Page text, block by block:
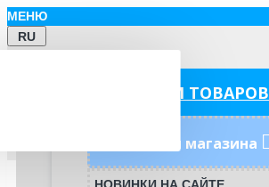
МЕНЮ
RU
КАТЕГОРИИ ТОВАРОВ
Новинки магазина